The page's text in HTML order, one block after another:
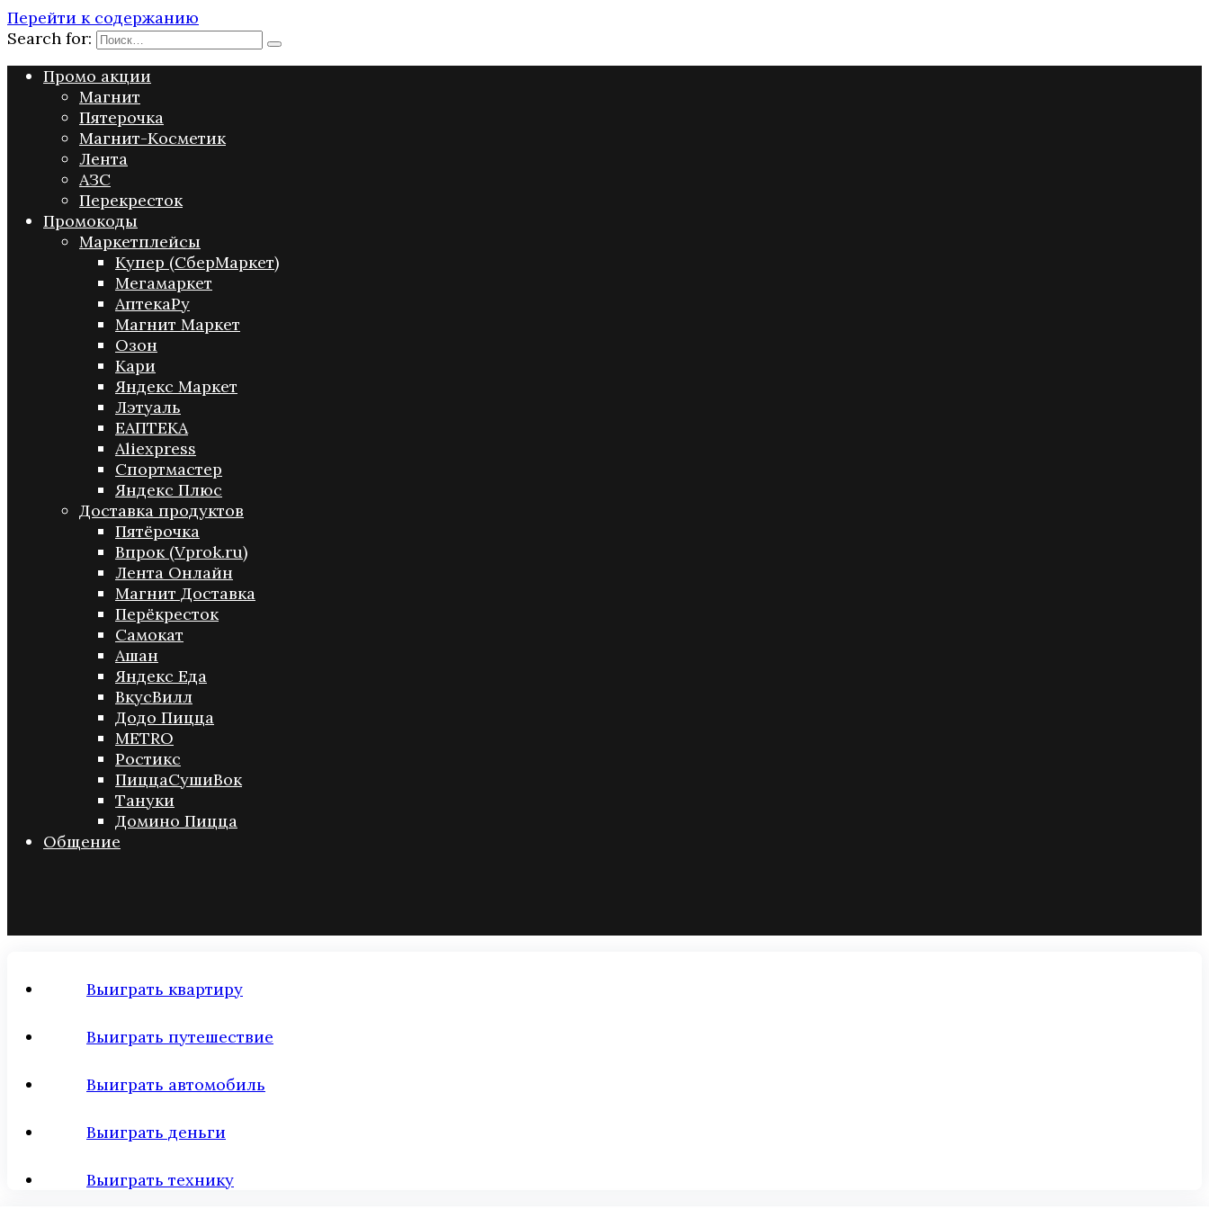
Перейти к содержанию
Search for:
Промо акции
Магнит
Пятерочка
Магнит-Косметик
Лента
АЗС
Перекресток
Промокоды
Маркетплейсы
Купер (СберМаркет)
Мегамаркет
АптекаРу
Магнит Маркет
Озон
Кари
Яндекс Маркет
Лэтуаль
ЕАПТЕКА
Aliexpress
Спортмастер
Яндекс Плюс
Доставка продуктов
Пятёрочка
Впрок (Vprok.ru)
Лента Онлайн
Магнит Доставка
Перёкресток
Самокат
Ашан
Яндекс Еда
ВкусВилл
Додо Пицца
METRO
Ростикс
ПиццаСушиВок
Тануки
Домино Пицца
Общение
Выиграть квартиру
Выиграть путешествие
Выиграть автомобиль
Выиграть деньги
Выиграть технику